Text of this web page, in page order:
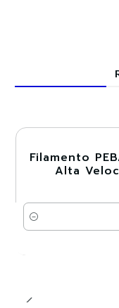
-30%
Filamento
Alta
Cantidad